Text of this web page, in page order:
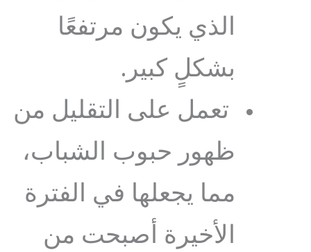
الذي يكون مرتفعًا
بشكلٍ كبير.
تعمل على التقليل من
ظهور حبوب الشباب،
مما يجعلها في الفترة
الأخيرة أصبحت من